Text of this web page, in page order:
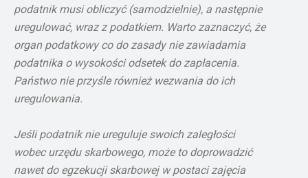
podatnik musi obliczyć (samodzielnie), a następnie
uregulować, wraz z podatkiem. Warto zaznaczyć, że
organ podatkowy co do zasady nie zawiadamia
podatnika o wysokości odsetek do zapłacenia.
Państwo nie przyśle również wezwania do ich
uregulowania.
Jeśli podatnik nie ureguluje swoich zaległości
wobec urzędu skarbowego, może to doprowadzić
nawet do egzekucji skarbowej w postaci zajęcia